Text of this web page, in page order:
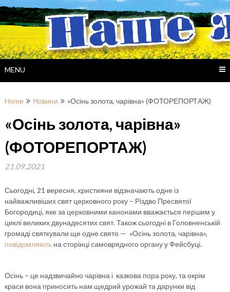
Skip
to
content
MENU
Home Новини «Осінь золота, чарівна» (ФОТОРЕПОРТАЖ)
«Осінь золота, чарівна»
(ФОТОРЕПОРТАЖ)
21.09.2021
Сьогодні, 21 вересня, християни відзначають одне із
найважливіших свят церковного року – Різдво Пресвятої
Богородиці, яке за церковними канонами вважається першим у
циклі великих двунадесятих свят. Також сьогодні в Головненській
громаді святкували ще одне свято — «Осінь золота, чарівна»,
повідомляютьна сторінці самоврядного органу у Фейсбуці.
Осінь – це надзвичайно чарівна і казкова пора року, та окрім
краси вона приносить нам щедрий урожай та дарунки від